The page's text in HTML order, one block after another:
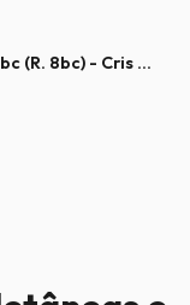
SALMO 137 (138), 1-2a.2bc-3.6.8bc (R. 8bc) - Cris Cunha